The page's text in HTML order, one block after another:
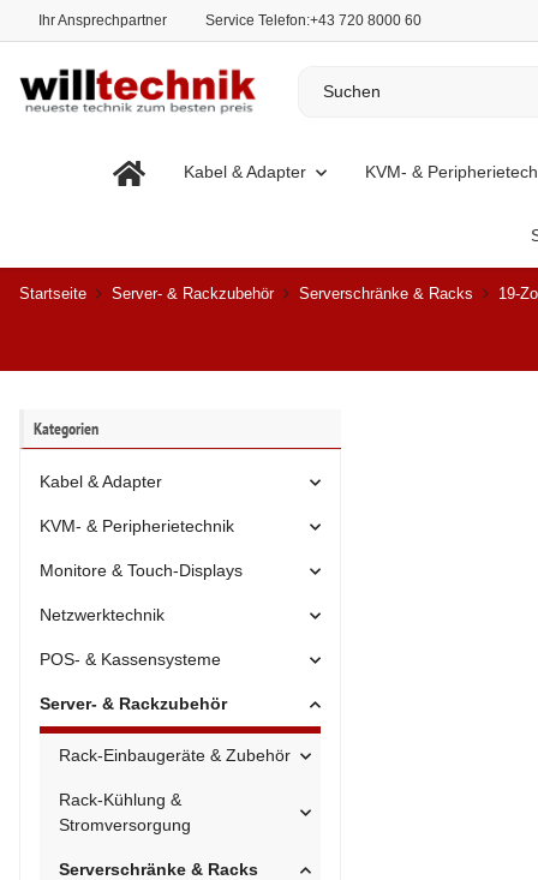
Ihr Ansprechpartner Service Telefon:+43 720 8000 60
Kabel & Adapter KVM- &
Startseite Server- & Rackzubehör Serverschränke & Racks 19-
Kategorien
Kabel & Adapter
KVM- & Peripherietechnik
Monitore & Touch-Displays
Netzwerktechnik
POS- & Kassensysteme
Server- & Rackzubehör
Rack-Einbaugeräte & Zubehör
Rack-Kühlung &
Stromversorgung
Serverschränke & Racks